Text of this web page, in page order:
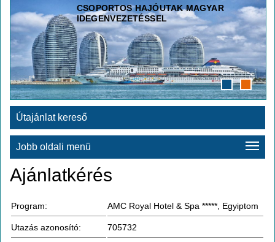
CSOPORTOS HAJÓUTAK MAGYAR
IDEGENVEZETÉSSEL
Útajánlat kereső
Jobb oldali menü
Ajánlatkérés
Program: AMC Royal Hotel & Spa *****, Egyiptom
Utazás azonosító: 705732